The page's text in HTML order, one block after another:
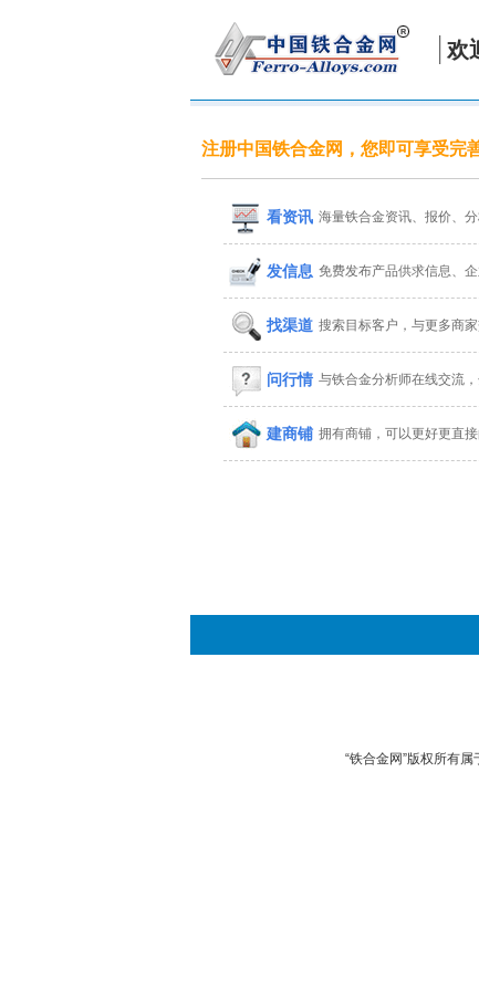
欢
注册中国铁合金网，您即可享受完
看资讯 海量铁合金资讯、报价、
发信息 免费发布产品供求信息、
找渠道 搜索目标客户，与更多商
问行情 与铁合金分析师在线交流
建商铺 拥有商铺，可以更好更直
“铁合金网”版权所有